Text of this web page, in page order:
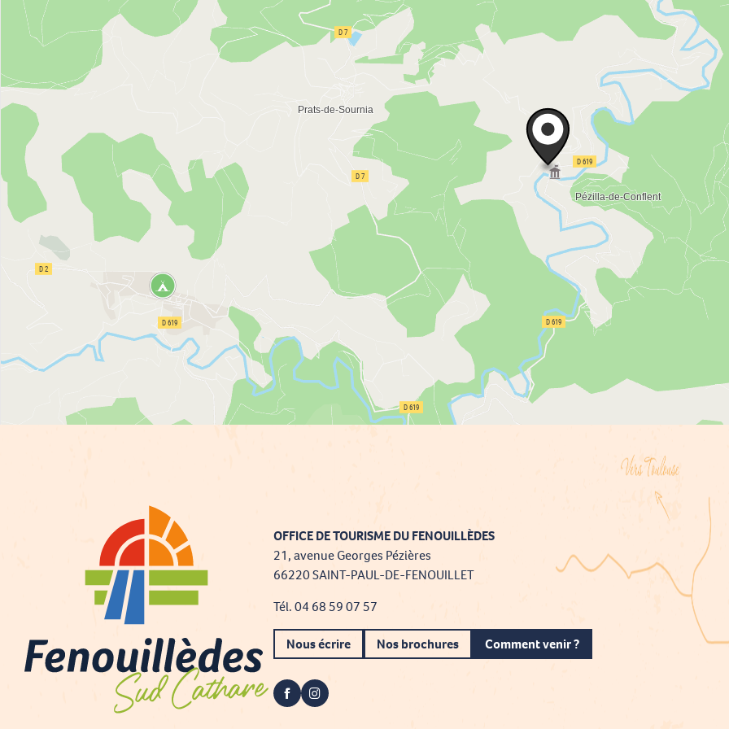
OFFICE DE TOURISME DU FENOUILLÈDES
21, avenue Georges Pézières
66220 SAINT-PAUL-DE-FENOUILLET
Tél. 04 68 59 07 57
Nous écrire Nos brochures Comment venir ?